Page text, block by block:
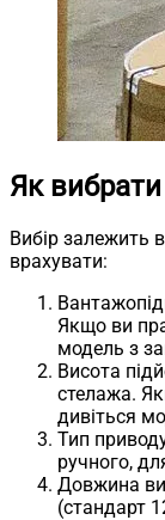
Як
Вибір залежить
врахувати:
Якщо ви
модель з
Висота
стелажа.
дивіться
Тип
ручного,
Довжина
(стандарт